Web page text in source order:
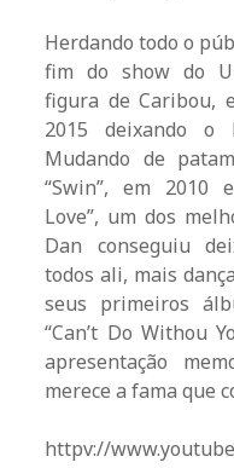
Herdando todo o
fim do show do
figura de Caribou,
2015 deixando o
Mudando de
“Swin”, em 2010
Love”, um dos
Dan conseguiu
todos ali, mais
seus primeiros
“Can’t Do Withou
apresentação
merece a fama que
httpv://